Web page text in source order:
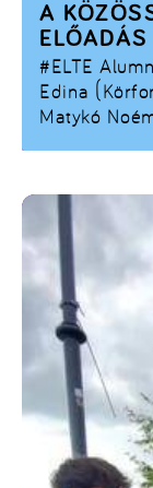
#ELTE
Edina
Matykó
A
ELŐADÁS